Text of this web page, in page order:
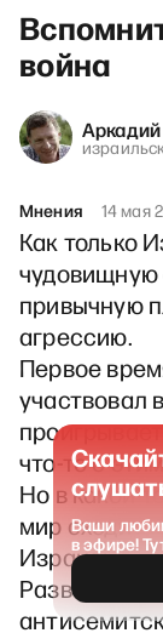
война
Мнения 14 мая
Как только
чудовищную
привычную
агрессию.
Первое
участвовал
что-то с
Но в какой-
мир сходит
Израиль в
Ваши
в эфире!